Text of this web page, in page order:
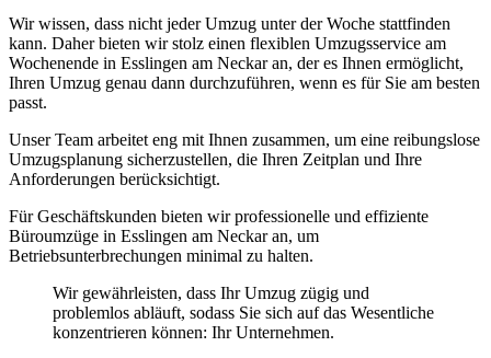
Wir wissen, dass nicht jeder Umzug unter der Woche stattfinden
kann. Daher bieten wir stolz einen flexiblen Umzugsservice am
Wochenende in Esslingen am Neckar an, der es Ihnen ermöglicht,
Ihren Umzug genau dann durchzuführen, wenn es für Sie am besten
passt.
Unser Team arbeitet eng mit Ihnen zusammen, um eine reibungslose
Umzugsplanung sicherzustellen, die Ihren Zeitplan und Ihre
Anforderungen berücksichtigt.
Für Geschäftskunden bieten wir professionelle und effiziente
Büroumzüge in Esslingen am Neckar an, um
Betriebsunterbrechungen minimal zu halten.
Wir gewährleisten, dass Ihr Umzug zügig und
problemlos abläuft, sodass Sie sich auf das Wesentliche
konzentrieren können: Ihr Unternehmen.